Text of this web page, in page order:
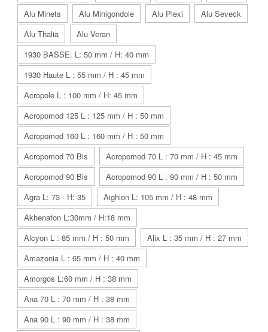
Alu Minets
Alu Minigondole Alu Plexi
Alu Seveck
Alu Thalia
Alu Veran
1930 BASSE. L: 50 mm / H: 40 mm
1930 Haute L : 55 mm / H : 45 mm
Acropole L : 100 mm / H: 45 mm
Acropomod 125 L : 125 mm / H : 50 mm
Acropomod 160 L : 160 mm / H : 50 mm
Acropomod 70 Bis
Acropomod 70 L : 70 mm / H : 45 mm
Acropomod 90 Bis
Acropomod 90 L : 90 mm / H : 50 mm
Agra L: 73 - H: 35
Aighion L: 105 mm / H : 48 mm
Akhenaton L:30mm / H:18 mm
Alcyon L : 85 mm / H : 50 mm
Alix L : 35 mm / H : 27 mm
Amazonia L : 65 mm / H : 40 mm
Amorgos L:60 mm / H : 38 mm
Ana 70 L : 70 mm / H : 38 mm
Ana 90 L : 90 mm / H : 38 mm